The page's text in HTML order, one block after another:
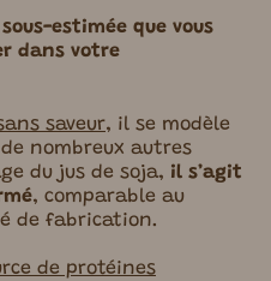
estimée que vous
dans votre
saveur, il se modèle
nombreux autres
du jus de soja, il s’agit
, comparable au
de fabrication.
de protéines